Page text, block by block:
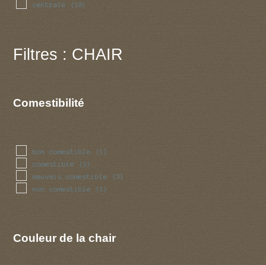
centrale (10)
Filtres : CHAIR
Comestibilité
bon comestible (1)
comestible (3)
mauvais comestible (3)
non comestible (1)
Couleur de la chair